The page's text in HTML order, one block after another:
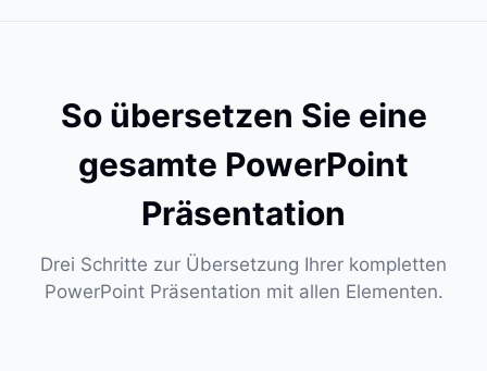
So übersetzen Sie eine
gesamte PowerPoint
Präsentation
Drei Schritte zur Übersetzung Ihrer kompletten
PowerPoint Präsentation mit allen Elementen.